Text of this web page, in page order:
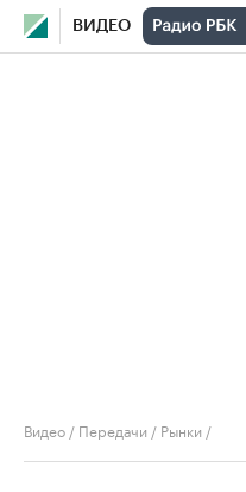
ВИДЕО
Видео / Передачи / Рынки /